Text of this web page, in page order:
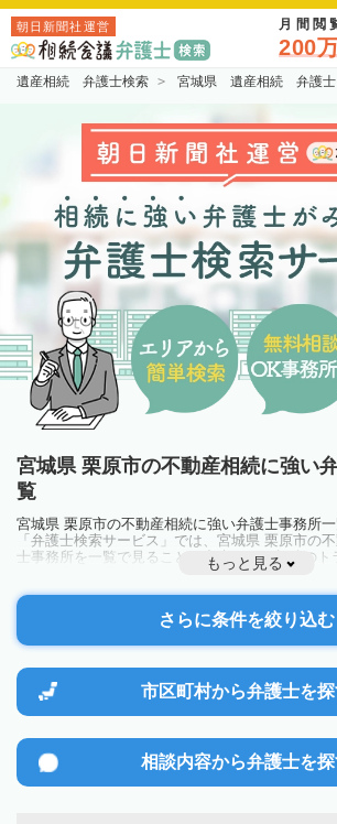
朝日新聞社運営 月間閲
200
遺産相続 弁護士検索 宮城県 遺産相続 弁護士
宮城県 栗原市の不動産相続に強い
覧
宮城県 栗原市の不動産相続に強い弁護士事務所
「弁護士検索サービス」では、宮城県 栗原市の
士事務所を一覧で見ることが出来ます。相続のト
ている方は一度近隣の弁護士に相談してみましょ
もっと見る
さらに条件を絞り込む
市区町村から弁護士を
相談内容から弁護士を